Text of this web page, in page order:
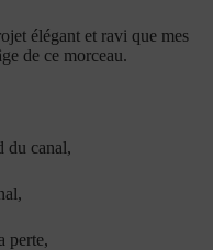
élégant et ravi que mes
de ce morceau.
du canal,
perte,